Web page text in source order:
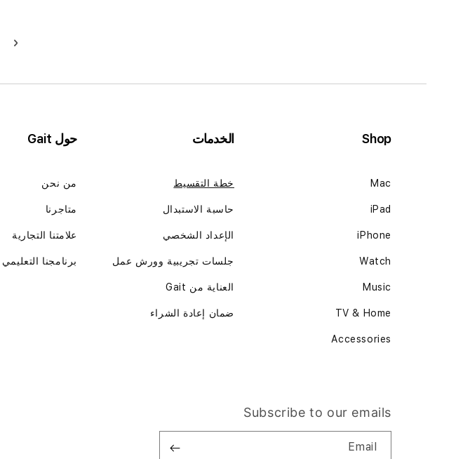
Shop
Mac
iPad
iPhone
Watch
Music
TV & Home
Accessories
الخدمات
خطة التقسيط
حاسبة الاستبدال
الإعداد الشخصي
جلسات تجريبية وورش عمل
العناية من Gait
ضمان إعادة الشراء
حول Gait
من نحن
متاجرنا
علامتنا التجارية
برنامجنا التعليمي
Subscribe to our emails
Email